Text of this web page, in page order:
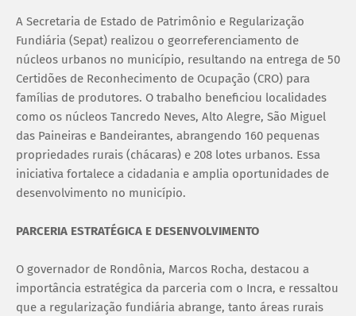
A Secretaria de Estado de Patrimônio e Regularização
Fundiária (Sepat) realizou o georreferenciamento de
núcleos urbanos no município, resultando na entrega de 50
Certidões de Reconhecimento de Ocupação (CRO) para
famílias de produtores. O trabalho beneficiou localidades
como os núcleos Tancredo Neves, Alto Alegre, São Miguel
das Paineiras e Bandeirantes, abrangendo 160 pequenas
propriedades rurais (chácaras) e 208 lotes urbanos. Essa
iniciativa fortalece a cidadania e amplia oportunidades de
desenvolvimento no município.
PARCERIA ESTRATÉGICA E DESENVOLVIMENTO
O governador de Rondônia, Marcos Rocha, destacou a
importância estratégica da parceria com o Incra, e ressaltou
que a regularização fundiária abrange, tanto áreas rurais